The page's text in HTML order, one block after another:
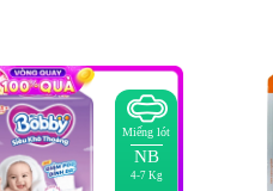
Miếng lót
NB
4-7 Kg